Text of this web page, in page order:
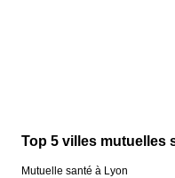
Top 5 villes mutuelles
Mutuelle santé à Lyon